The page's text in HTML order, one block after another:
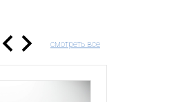
смотреть все